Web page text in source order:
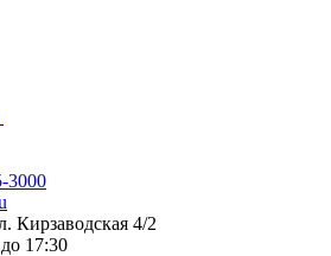
3000
Кирзаводская 4/2
17:30